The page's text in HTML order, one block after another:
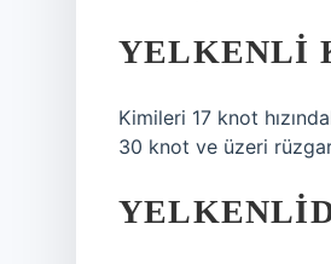
YELKENLI
Kimileri 17 knot
30 knot ve üzeri